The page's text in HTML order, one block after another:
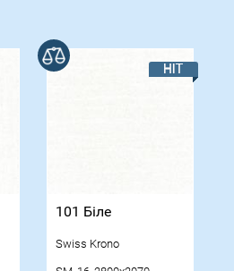
101 Біле
Swiss Krono